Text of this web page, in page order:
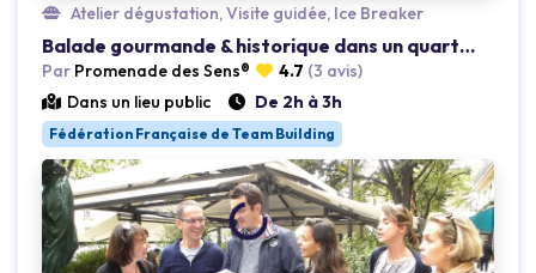
Atelier dégustation, Visite guidée, Ice Breaker
Balade gourmande & historique dans un quartier parisien
Par Promenade des Sens® 4.7 (3 avis)
Dans un lieu public
De 2h à 3h
Fédération Française de Team Building
Loading...